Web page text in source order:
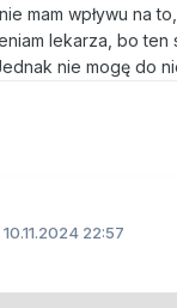
mam wpływu na
lekarza, bo
nie mogę do
10.11.2024 22:57